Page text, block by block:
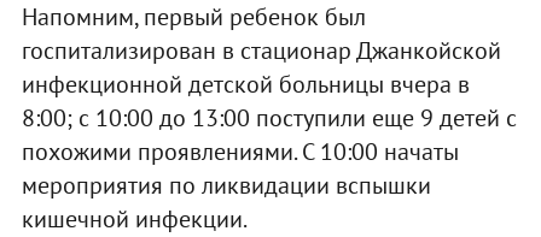
Напомним, первый ребенок был
госпитализирован в стационар Джанкойской
инфекционной детской больницы вчера в
8:00; с 10:00 до 13:00 поступили еще 9 детей с
похожими проявлениями. С 10:00 начаты
мероприятия по ликвидации вспышки
кишечной инфекции.